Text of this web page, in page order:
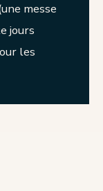
messe
jours
les